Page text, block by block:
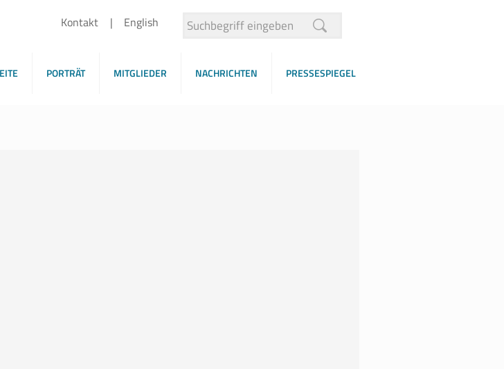
Kontakt English
PORTRÄT MITGLIEDER NACHRICHTEN PRESSESPIEGEL